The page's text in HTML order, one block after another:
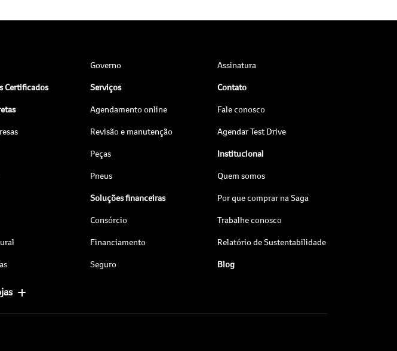
Certificados
Governo
Serviços
Agendamento online
Revisão e manutenção
Peças
Pneus
Soluções financeiras
Consórcio
Financiamento
Seguro
Assinatura
Contato
Fale conosco
Agendar Test Drive
Institucional
Quem somos
Por que comprar na Saga
Trabalhe conosco
Relatório de Sustentabilidade
Blog